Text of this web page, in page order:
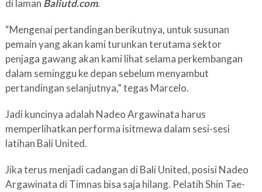
di laman Baliutd.com.
“Mengenai pertandingan berikutnya, untuk susunan
pemain yang akan kami turunkan terutama sektor
penjaga gawang akan kami lihat selama perkembangan
dalam seminggu ke depan sebelum menyambut
pertandingan selanjutnya,” tegas Marcelo.
Jadi kuncinya adalah Nadeo Argawinata harus
memperlihatkan performa isitmewa dalam sesi-sesi
latihan Bali United.
Jika terus menjadi cadangan di Bali United, posisi Nadeo
Argawinata di Timnas bisa saja hilang. Pelatih Shin Tae-